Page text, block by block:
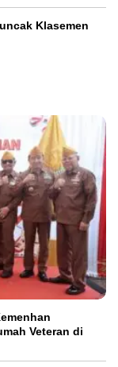
Klasemen
Veteran di